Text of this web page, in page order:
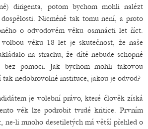
dirigenta, potom bychom mohli nalézt
Nicméně tak tomu není, a proto
o odvodovém věku osmnácti let říct.
věku 18 let je skutečnost, že naše
na strachu, že dítě nebude schopné
bez pomoci. Jak bychom mohli takovou
nedobrovolné instituce, jakou je odvod?
je volební právo, které člověk získá
věk lze podrobit tvrdé kritice. Prvním
ne-li mnoho desetiletých má větší přehled o